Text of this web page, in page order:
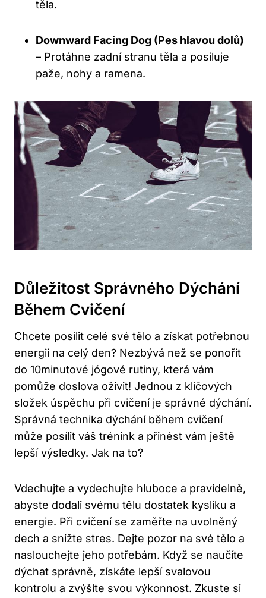
těla.
Downward Facing Dog (Pes hlavou dolů)
– Protáhne zadní stranu těla a posiluje
paže, nohy a ramena.
Důležitost Správného Dýchání
Během Cvičení
Chcete posílit celé své tělo a získat potřebnou
energii na celý den? Nezbývá než se ponořit
do 10minutové jógové rutiny, která vám
pomůže doslova oživit! Jednou z klíčových
složek úspěchu při cvičení je správné dýchání.
Správná technika dýchání během cvičení
může posílit váš trénink a přinést vám ještě
lepší výsledky. Jak na to?
Vdechujte a vydechujte hluboce a pravidelně,
abyste dodali svému tělu dostatek kyslíku a
energie. Při cvičení se zaměřte na uvolněný
dech a snižte stres. Dejte pozor na své tělo a
naslouchejte jeho potřebám. Když se naučíte
dýchat správně, získáte lepší svalovou
kontrolu a zvýšíte svou výkonnost. Zkuste si